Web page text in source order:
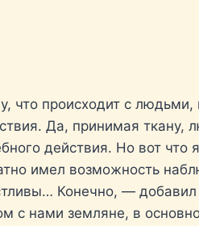
что происходит с
Да, принимая ткану,
действия. Но вот
имел возможность
Конечно, —
с нами земляне, в